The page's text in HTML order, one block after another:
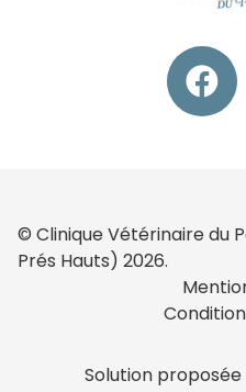
© Clinique Vétérinaire du
Prés Hauts) 2026.
Solution